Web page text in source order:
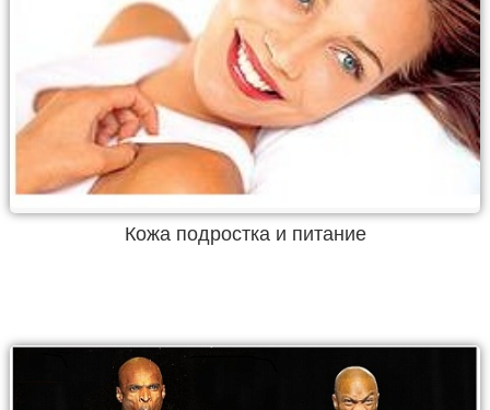
Кожа подростка и питание